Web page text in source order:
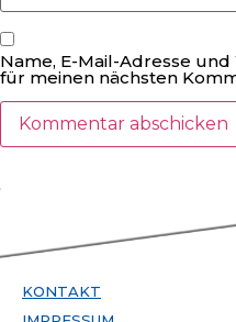
Name, E-Mail-Adresse
für meinen nächsten
KONTAKT